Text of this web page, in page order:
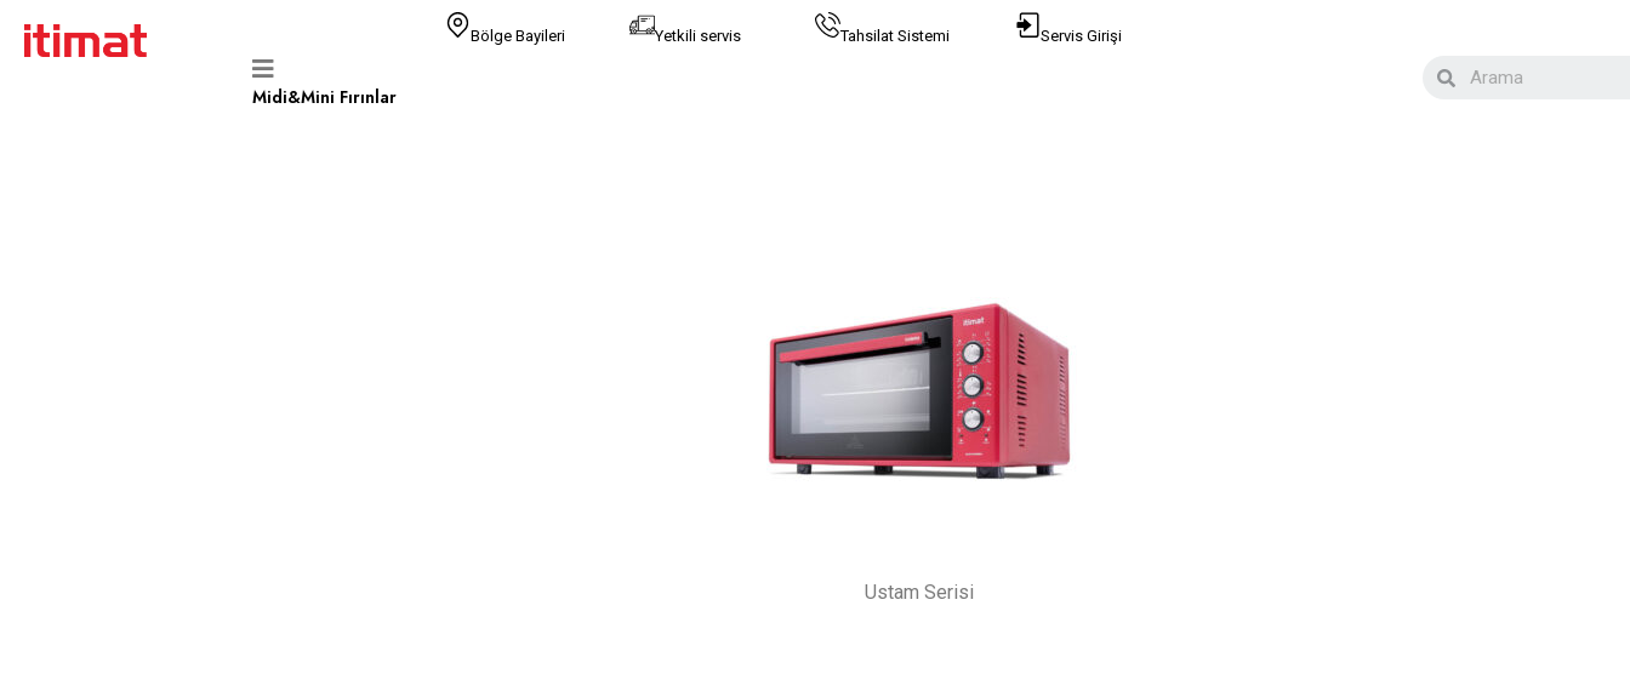
Bölge Bayileri Yetkili servis Tahsilat Sistemi Servis Girişi
Midi&Mini Fırınlar
Ustam Serisi